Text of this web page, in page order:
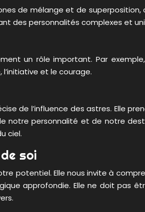
de mélange et de
des personnalités complexes et
un rôle important. Par
et le courage.
de l’influence des astres. Elle
personnalité et de notre
ciel.
soi
potentiel. Elle nous invite à
approfondie. Elle ne doit pas